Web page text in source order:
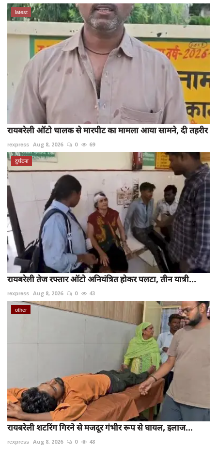
latest
रायबरेली ऑटो चालक से मारपीट का मामला आया सामने, दी तहरीर
rexpress Aug 8, 2026 0 69
दुर्घटना
रायबरेली तेज रफ्तार ऑटो अनियंत्रित होकर पलटा, तीन यात्री...
rexpress Aug 8, 2026 0 43
other
रायबरेली शटरिंग गिरने से मजदूर गंभीर रूप से घायल, इलाज...
rexpress Aug 8, 2026 0 48